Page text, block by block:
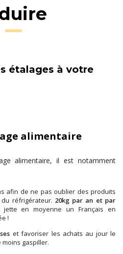
étalages à votre
alimentaire
alimentaire, il est notamment
afin de ne pas oublier des produits
réfrigérateur. 20kg par an et par
jette en moyenne un Français en
!
et favoriser les achats au jour le
gaspiller.